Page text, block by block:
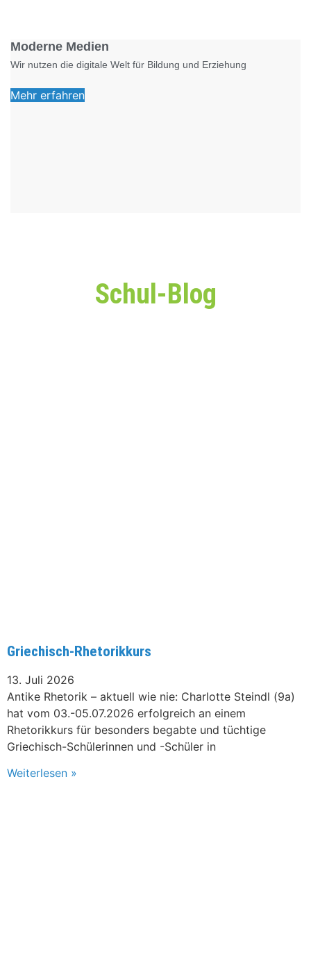
Moderne Medien
Wir nutzen die digitale Welt für Bildung und Erziehung
Mehr erfahren
Schul-Blog
Griechisch-Rhetorikkurs
13. Juli 2026
Antike Rhetorik – aktuell wie nie: Charlotte Steindl (9a)
hat vom 03.-05.07.2026 erfolgreich an einem
Rhetorikkurs für besonders begabte und tüchtige
Griechisch-Schülerinnen und -Schüler in
Weiterlesen »